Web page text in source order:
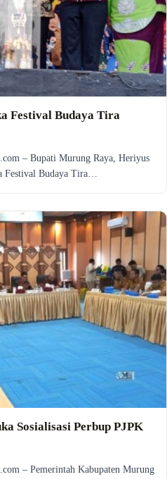
Festival Budaya Tira
– Bupati Murung Raya, Heriyus
Festival Budaya Tira…
Sosialisasi Perbup PJPK
– Pemerintah Kabupaten Murung